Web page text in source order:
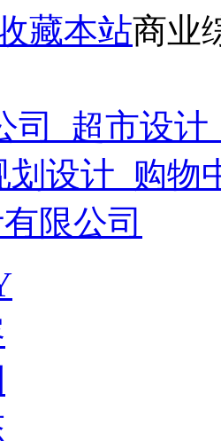
藏本站商业